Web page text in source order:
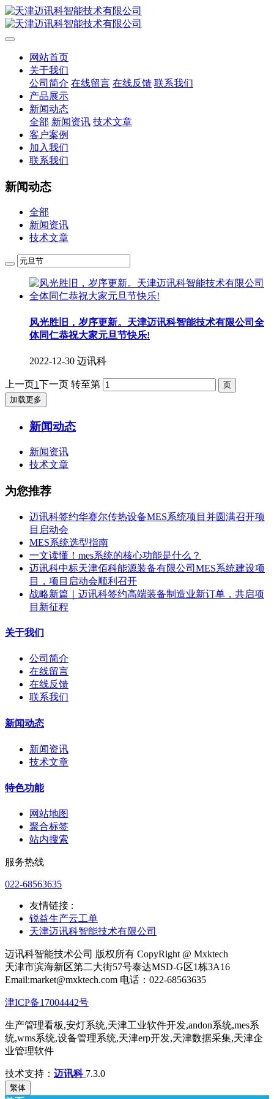
网站首页
关于我们
公司简介 在线留言 在线反馈 联系我们
产品展示
新闻动态
全部 新闻资讯 技术文章
客户案例
加入我们
联系我们
新闻动态
全部
新闻资讯
技术文章
风光胜旧，岁序更新。天津迈讯科智能技术有限公司全
体同仁恭祝大家元旦节快乐!
2022-12-30 迈讯科
上一页1下一页 转至第
加载更多
新闻动态
新闻资讯
技术文章
为您推荐
迈讯科签约华赛尔传热设备MES系统项目并圆满召开项
目启动会
MES系统选型指南
一文读懂！mes系统的核心功能是什么？
迈讯科中标天津佰科能源装备有限公司MES系统建设项
目，项目启动会顺利召开
战略新篇｜迈讯科签约高端装备制造业新订单，共启项
目新征程
关于我们
公司简介
在线留言
在线反馈
联系我们
新闻动态
新闻资讯
技术文章
特色功能
网站地图
聚合标签
站内搜索
服务热线
022-68563635
友情链接 :
锐益生产云工单
天津迈讯科智能技术有限公司
迈讯科智能技术公司 版权所有 CopyRight @ Mxktech
天津市滨海新区第二大街57号泰达MSD-G区1栋3A16
Email:market@mxktech.com 电话：022-68563635
津ICP备17004442号
生产管理看板,安灯系统,天津工业软件开发,andon系统,mes系
统,wms系统,设备管理系统,天津erp开发,天津数据采集,天津企
业管理软件
技术支持： 迈讯科 7.3.0
繁体